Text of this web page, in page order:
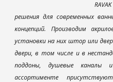
решения для современных
концепций. Производим
установки на них штор или
двери, в том числе и в
поддоны, душевые
ассортименте